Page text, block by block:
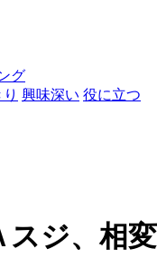
グ
興味深い 役に立つ
スジ、相